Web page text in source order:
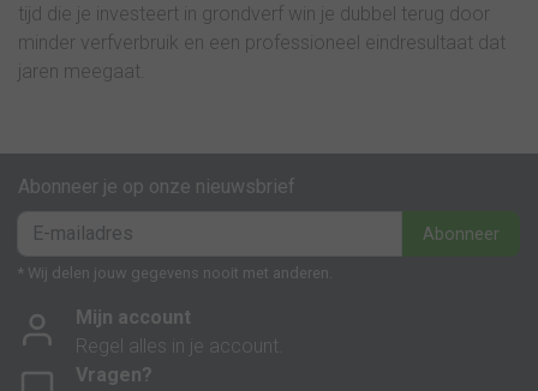
tijd die je investeert in grondverf win je dubbel terug door
minder verfverbruik en een professioneel eindresultaat dat
jaren meegaat.
Abonneer je op onze nieuwsbrief
Abonneer
* Wij delen jouw gegevens nooit met anderen.
Mijn account
Regel alles in je account.
Vragen?